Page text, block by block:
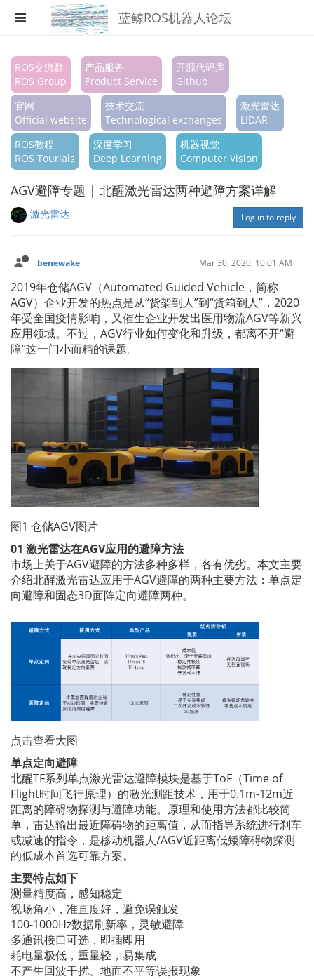
蓝鲸ROS机器人论坛
Register
Login
Search
Categories
ROS交流群
ROS Group
产品服务
Product Service
开源代码库
Github
官网
Official website
技术交流
Technological exchanges
激光雷达
LIDAR
ROS教程
ROS Tourials
深度学习
Deep Learning
机器视觉
Computer Vision
AGV避障专题 | 北醒激光雷达两种避障方案详解
激光雷达 Log in to reply
benewake Mar 30, 2020, 10:01 AM
2019年仓储AGV（Automated Guided Vehicle，简称
AGV）企业开发的热点是从“货架到人”到“货箱到人”，2020
年受全国疫情影响，又催生企业开发出医用物流AGV等新兴
应用领域。不过，AGV行业如何变化和升级，都离不开“避
障”这一门小而精的课题。
图1 仓储AGV图片
01 激光雷达在AGV应用的避障方法
市场上关于AGV避障的方法多种多样，各有优劣。本文主要
介绍北醒激光雷达应用于AGV避障的两种主要方法：单点定
向避障和固态3D面阵定向避障两种。
点击查看大图
单点定向避障
北醒TF系列单点激光雷达避障模块是基于ToF（Time of
Flight时间飞行原理）的激光测距技术，用于0.1m-12m近
距离的障碍物探测与避障功能。原理和使用方法都比较简
单，雷达输出最近障碍物的距离值，从而指导系统进行刹车
或减速的指令，是移动机器人/AGV近距离低矮障碍物探测
的低成本首选可靠方案。
主要特点如下
测量精度高，感知稳定
视场角小，准直度好，避免误触发
100-1000Hz数据刷新率，灵敏避障
多通讯接口可选，即插即用
耗电量极低，重量轻，易集成
不产生回波干扰、地面不平等误报现象